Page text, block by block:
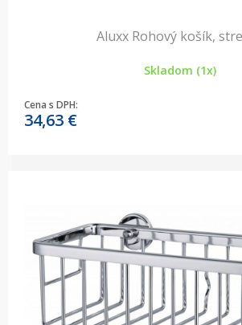
Aluxx Rohový košík,
Skladom (1x)
Cena s DPH:
34,63 €